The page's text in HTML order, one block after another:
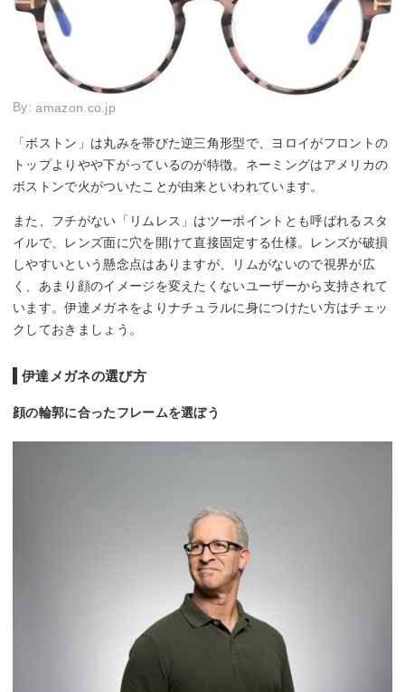
By:amazon.co.jp
「ボストン」は丸みを帯びた逆三角形型で、ヨロイがフロントの
トップよりやや下がっているのが特徴。ネーミングはアメリカの
ボストンで火がついたことが由来といわれています。
また、フチがない「リムレス」はツーポイントとも呼ばれるスタ
イルで、レンズ面に穴を開けて直接固定する仕様。レンズが破損
しやすいという懸念点はありますが、リムがないので視界が広
く、あまり顔のイメージを変えたくないユーザーから支持されて
います。伊達メガネをよりナチュラルに身につけたい方はチェッ
クしておきましょう。
伊達メガネの選び方
顔の輪郭に合ったフレームを選ぼう